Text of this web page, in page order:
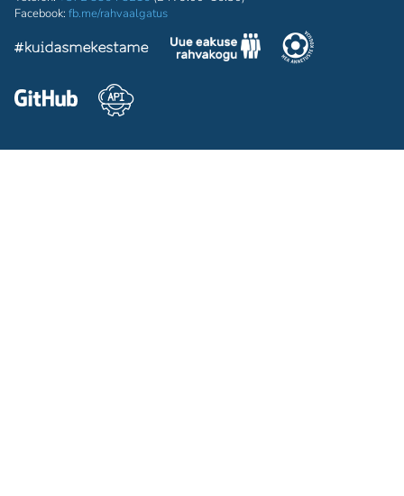
Facebook: fb.me/rahvaalgatus